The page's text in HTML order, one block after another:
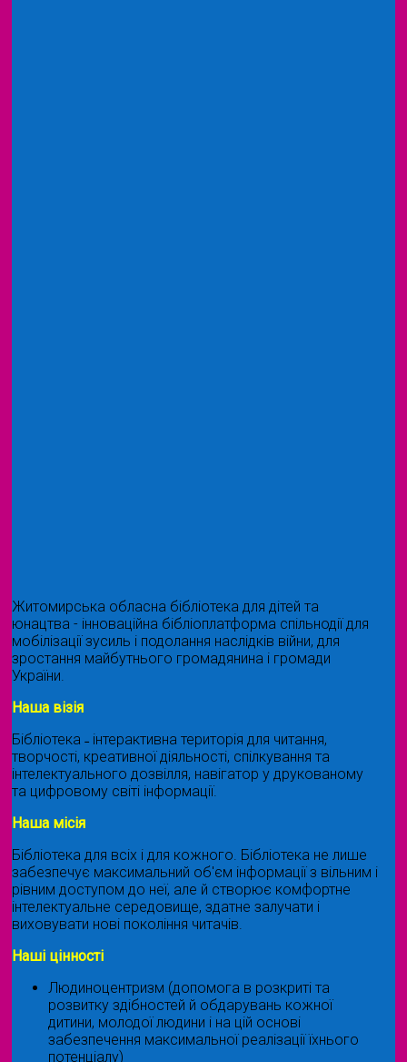
Житомирська обласна бібліотека для дітей та
юнацтва - інноваційна бібліоплатформа спільнодії для
мобілізації зусиль і подолання наслідків війни, для
зростання майбутнього громадянина і громади
України.
Наша візія
Бібліотека ˗ інтерактивна територія для читання,
творчості, креативної діяльності, спілкування та
інтелектуального дозвілля, навігатор у друкованому
та цифровому світі інформації.
Наша місія
Бібліотека для всіх і для кожного. Бібліотека не лише
забезпечує максимальний об'єм інформації з вільним і
рівним доступом до неї, але й створює комфортне
інтелектуальне середовище, здатне залучати і
виховувати нові покоління читачів.
Наші цінності
Людиноцентризм (допомога в розкриті та
розвитку здібностей й обдарувань кожної
дитини, молодої людини і на цій основі
забезпечення максимальної реалізації їхнього
потенціалу)